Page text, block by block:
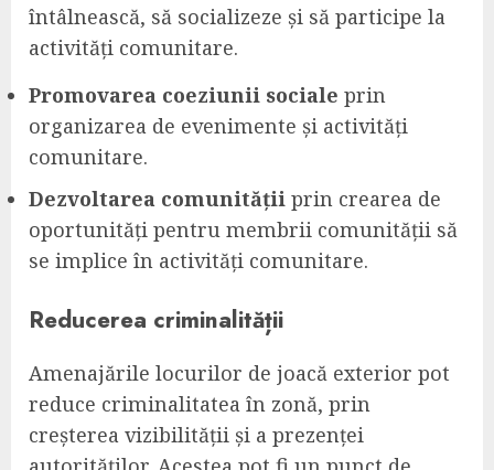
întâlnească, să socializeze și să participe la
activități comunitare.
Promovarea coeziunii sociale prin
organizarea de evenimente și activități
comunitare.
Dezvoltarea comunității prin crearea de
oportunități pentru membrii comunității să
se implice în activități comunitare.
Reducerea criminalității
Amenajările locurilor de joacă exterior pot
reduce criminalitatea în zonă, prin
creșterea vizibilității și a prezenței